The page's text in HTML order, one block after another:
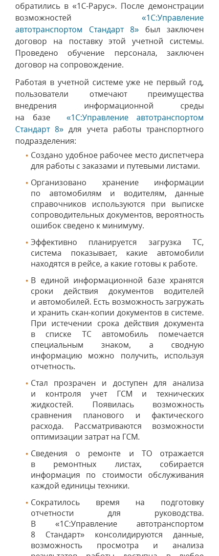
обратились в «1С-Рарус». После демонстрации
возможностей «1С:Управление
автотранспортом Стандарт 8» был заключен
договор на поставку этой учетной системы.
Проведено обучение персонала, заключен
договор на сопровождение.
Работая в учетной системе уже не первый год,
пользователи отмечают преимущества
внедрения информационной среды
на базе «1С:Управление автотранспортом
Стандарт 8» для учета работы транспортного
подразделения:
Создано удобное рабочее место диспетчера
для работы с заказами и путевыми листами.
Организовано хранение информации
по автомобилям и водителям, данные
справочников используются при выписке
сопроводительных документов, вероятность
ошибок сведено к минимуму.
Эффективно планируется загрузка ТС,
система показывает, какие автомобили
находятся в рейсе, а какие готовы к работе.
В единой информационной базе хранятся
сроки действия документов водителей
и автомобилей. Есть возможность загружать
и хранить скан-копии документов в системе.
При истечении срока действия документа
в списке ТС автомобиль помечается
специальным знаком, а сводную
информацию можно получить, используя
отчетность.
Стал прозрачен и доступен для анализа
и контроля учет ГСМ и технических
жидкостей. Появилась возможность
сравнения планового и фактического
расхода. Рассматриваются возможности
оптимизации затрат на ГСМ.
Сведения о ремонте и ТО отражается
в ремонтных листах, собирается
информация по стоимости обслуживания
каждой единицы техники.
Сократилось время на подготовку
отчетности для руководства.
В «1С:Управление автотранспортом
8 Стандарт» консолидируются данные,
возможность просмотра и анализа